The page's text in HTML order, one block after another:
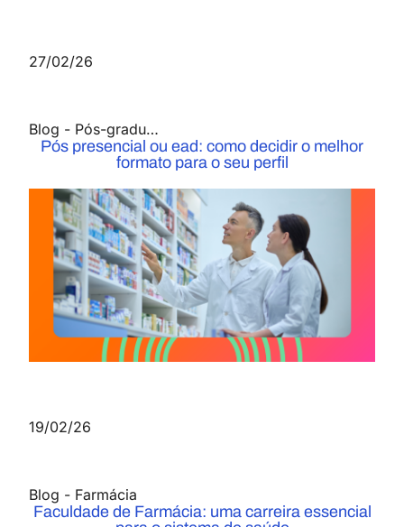
27/02/26
Blog - Pós-graduação
Pós presencial ou ead: como decidir o melhor
formato para o seu perfil
19/02/26
Blog - Farmácia
Faculdade de Farmácia: uma carreira essencial